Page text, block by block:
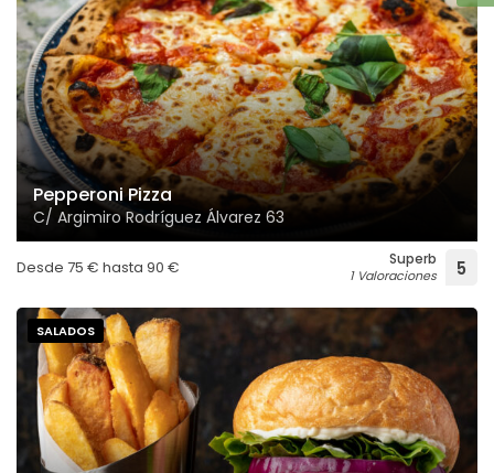
Pepperoni Pizza
C/ Argimiro Rodríguez Álvarez 63
Desde 75 € hasta 90 € Superb
1 Valoraciones 5
SALADOS